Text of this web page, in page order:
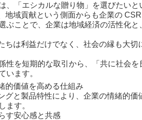
、「エシカルな贈り物」を選びたい
地域貢献という側面からも企業の CSR
ぶことで、企業は地域経済の活性化
ちは利益だけでなく、社会の縁も大
性を短期的な取引から、「共に社会
います。
的価値を高める仕組み
グと製品特性により、企業の情緒的
ます。
す安心感と共感